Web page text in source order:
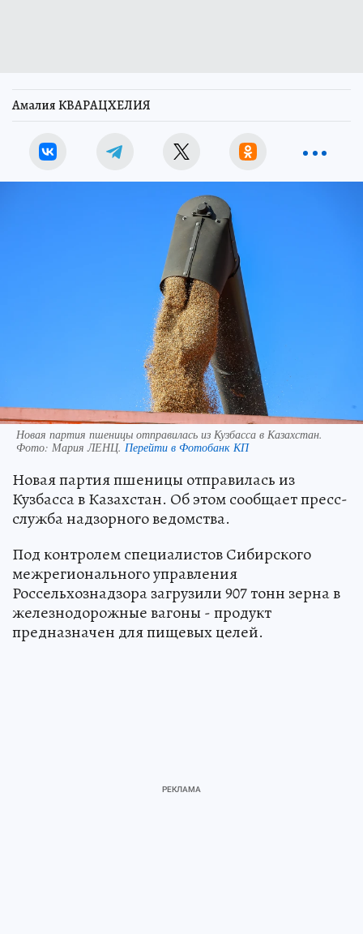
Амалия КВАРАЦХЕЛИЯ
Новая партия пшеницы отправилась из Кузбасса в Казахстан.
Фото: Мария ЛЕНЦ. Перейти в Фотобанк КП
Новая партия пшеницы отправилась из
Кузбасса в Казахстан. Об этом сообщает пресс-
служба надзорного ведомства.
Под контролем специалистов Сибирского
межрегионального управления
Россельхознадзора загрузили 907 тонн зерна в
железнодорожные вагоны - продукт
предназначен для пищевых целей.